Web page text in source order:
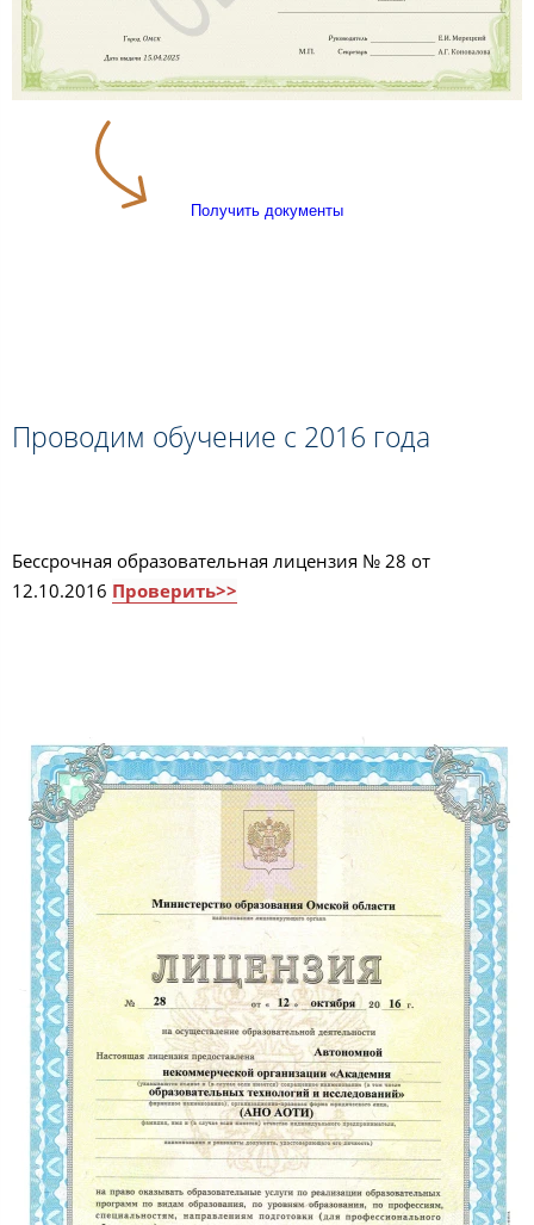
Получить документы
Проводим обучение с 2016 года
Бессрочная образовательная лицензия № 28 от
12.10.2016 Проверить>>